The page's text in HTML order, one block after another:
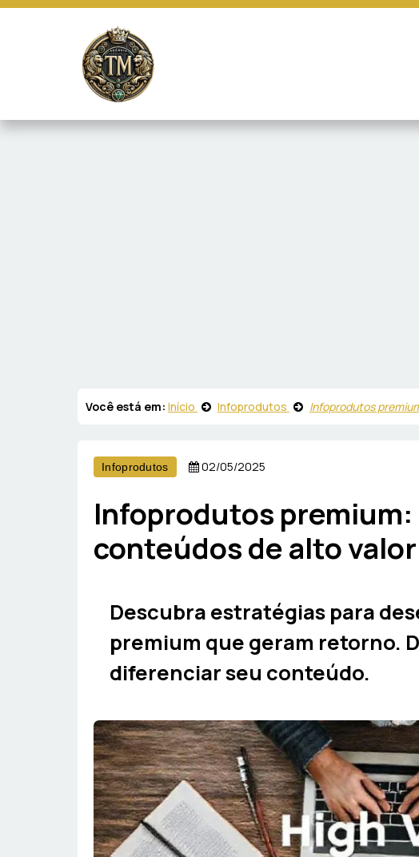
Você está em: Início Infoprodutos Infoprodutos
Infoprodutos 02/05/2025
Infoprodutos
conteúdos de alto
Descubra estratégias para
premium que geram retorno.
diferenciar seu conteúdo.
marketing e fornecer conteúdo de terceiros. Leia mais em